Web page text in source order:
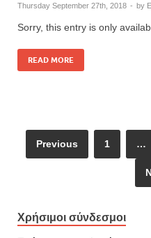
Thursday September 27th, 2018 - by
Sorry, this entry is only
READ MORE
Previous 1 …
Χρήσιμοι σύνδεσμοι